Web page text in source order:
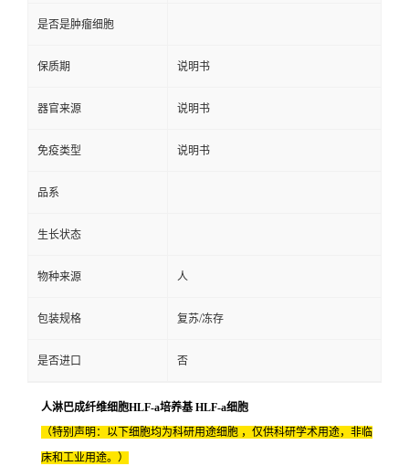
是否是肿瘤细胞
保质期 说明书
器官来源 说明书
免疫类型 说明书
品系
生长状态
物种来源 人
包装规格 复苏/冻存
是否进口 否
人淋巴成纤维细胞HLF-a培养基 HLF-a细胞
（特别声明：以下细胞均为科研用途细胞 ，仅供科研学术用途，非临
床和工业用途。）